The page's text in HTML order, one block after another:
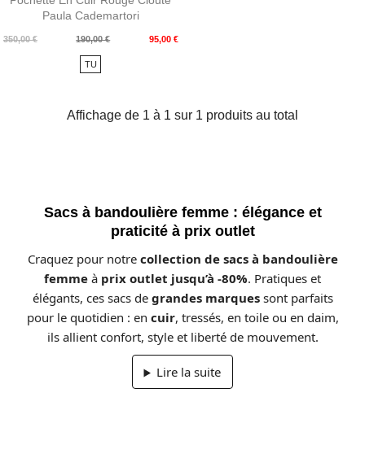
Paula Cademartori
350,00 €
Prix
190,00 € 95,00 €
Prix
TU
Affichage de 1 à 1 sur 1 produits au total
Sacs à bandoulière femme : élégance et
praticité à prix outlet
Craquez pour notre collection de sacs à bandoulière
femme à prix outlet jusqu’à -80%. Pratiques et
élégants, ces sacs de grandes marquessont parfaits
pour le quotidien : en cuir, tressés, en toile ou en daim,
ils allient confort, style et liberté de mouvement.
Lire la suite